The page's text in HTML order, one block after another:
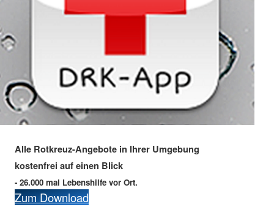
Alle Rotkreuz-Angebote in Ihrer Umgebung
kostenfrei auf einen Blick
- 26.000 mal Lebenshilfe vor Ort.
Zum Download